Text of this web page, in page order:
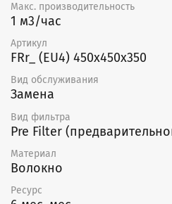
Макс. производительность
1 м3/час
Артикул
FRr_ (EU4) 450x450x350
Вид обслуживания
Замена
Вид фильтра
Pre Filter
Материал
Волокно
Ресурс